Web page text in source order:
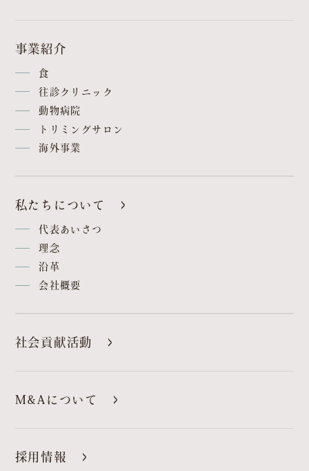
事業紹介
食
往診クリニック
動物病院
トリミングサロン
海外事業
私たちについて
代表あいさつ
理念
沿革
会社概要
社会貢献活動
M&Aについて
採用情報